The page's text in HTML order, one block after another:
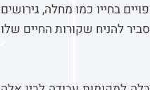
בחייו כמו מחלה, גירושים
להניח שקורות החיים שלו